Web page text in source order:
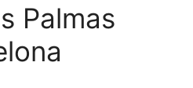
Palmas